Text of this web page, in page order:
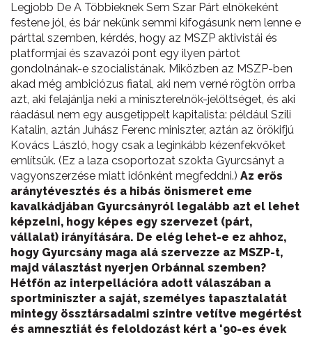
Legjobb De A Többieknek Sem Szar Párt elnökeként
festene jól, és bár nekünk semmi kifogásunk nem lenne e
párttal szemben, kérdés, hogy az MSZP aktivistái és
platformjai és szavazói pont egy ilyen pártot
gondolnának-e szocialistának. Miközben az MSZP-ben
akad még ambiciózus fiatal, aki nem verné rögtön orrba
azt, aki felajánlja neki a miniszterelnök-jelöltséget, és aki
ráadásul nem egy ausgetippelt kapitalista: például Szili
Katalin, aztán Juhász Ferenc miniszter, aztán az örökifjú
Kovács László, hogy csak a leginkább kézenfekvőket
említsük. (Ez a laza csoportozat szokta Gyurcsányt a
vagyonszerzése miatt időnként megfeddni.) Az erős
aránytévesztés és a hibás önismeret eme
kavalkádjában Gyurcsányról legalább azt el lehet
képzelni, hogy képes egy szervezet (párt,
vállalat) irányítására. De elég lehet-e ez ahhoz,
hogy Gyurcsány maga alá szervezze az MSZP-t,
majd választást nyerjen Orbánnal szemben?
Hétfőn az interpellációra adott válaszában a
sportminiszter a saját, személyes tapasztalatát
mintegy össztársadalmi szintre vetítve megértést
és amnesztiát és feloldozást kért a '90-es évek